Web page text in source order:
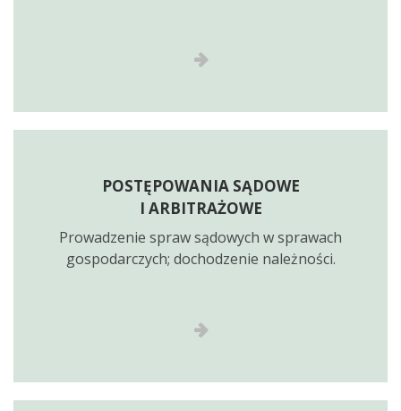
POSTĘPOWANIA SĄDOWE
I ARBITRAŻOWE
Prowadzenie spraw sądowych w sprawach
gospodarczych; dochodzenie należności.